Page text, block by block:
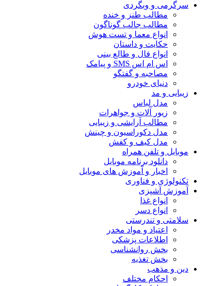
سرگرمی و وبگردی
مطالب طنز و خنده
مطالب جالب گوناگون
انواع معما و تست هوش
حکایت و داستان
انواع فال و طالع بینی
اس ام اس SMS و پیامک
مصاحبه و گفتگو
دنیای خودرو
زیبایی و مد
مدل لباس
زیور آلات و جواهرات
مطالب آرایشی و زیبایی
مدل دکوراسیون و چینش
مدل کیف و کفش
موبایل و تلفن همراه
دانلود برنامه موبایل
اخبار و آموزش های موبایل
تکنولوژی و فناوری
آموزش آشپزی
انواع غذا
انواع دسر
سلامتی و تندرستی
اعتیاد و مواد مخدر
اطلاعات پزشکی
بخش روانشناسی
بخش تغذیه
دین و مذهب
احکام مختلف